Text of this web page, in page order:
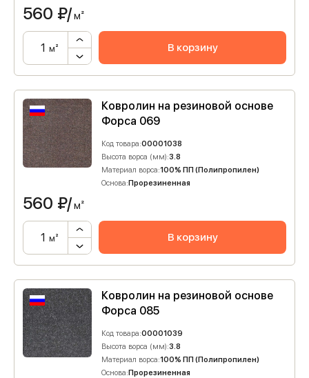
560 ₽/м²
м² В корзину
Ковролин на резиновой основе
Форса 069
Код товара:00001038
Высота ворса (мм):3.8
Материал ворса:100% ПП (Полипропилен)
Основа:Прорезиненная
560 ₽/м²
м² В корзину
Ковролин на резиновой основе
Форса 085
Код товара:00001039
Высота ворса (мм):3.8
Материал ворса:100% ПП (Полипропилен)
Основа:Прорезиненная